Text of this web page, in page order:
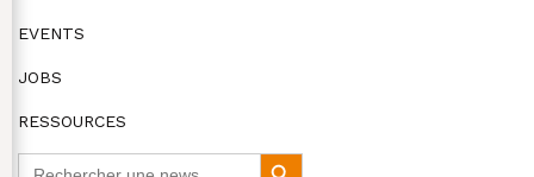
EVENTS
JOBS
RESSOURCES
Search